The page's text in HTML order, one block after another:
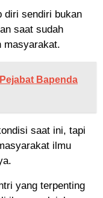
diri sendiri bukan
saat sudah
masyarakat.
Bapenda
saat ini, tapi
ilmu
yang terpenting